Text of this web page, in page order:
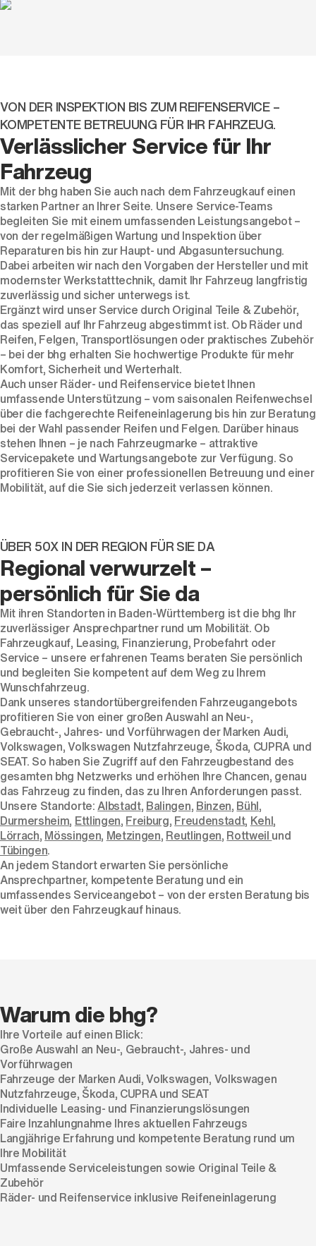
VON DER INSPEKTION BIS ZUM REIFENSERVICE –
KOMPETENTE BETREUUNG FÜR IHR FAHRZEUG.
Verlässlicher Service für Ihr
Fahrzeug
Mit der bhg haben Sie auch nach dem Fahrzeugkauf einen
starken Partner an Ihrer Seite. Unsere Service-Teams
begleiten Sie mit einem umfassenden Leistungsangebot –
von der regelmäßigen Wartung und Inspektion über
Reparaturen bis hin zur Haupt- und Abgasuntersuchung.
Dabei arbeiten wir nach den Vorgaben der Hersteller und mit
modernster Werkstatttechnik, damit Ihr Fahrzeug langfristig
zuverlässig und sicher unterwegs ist.
Ergänzt wird unser Service durch Original Teile & Zubehör,
das speziell auf Ihr Fahrzeug abgestimmt ist. Ob Räder und
Reifen, Felgen, Transportlösungen oder praktisches Zubehör
– bei der bhg erhalten Sie hochwertige Produkte für mehr
Komfort, Sicherheit und Werterhalt.
Auch unser Räder- und Reifenservice bietet Ihnen
umfassende Unterstützung – vom saisonalen Reifenwechsel
über die fachgerechte Reifeneinlagerung bis hin zur Beratung
bei der Wahl passender Reifen und Felgen. Darüber hinaus
stehen Ihnen – je nach Fahrzeugmarke – attraktive
Servicepakete und Wartungsangebote zur Verfügung. So
profitieren Sie von einer professionellen Betreuung und einer
Mobilität, auf die Sie sich jederzeit verlassen können.
ÜBER 50X IN DER REGION FÜR SIE DA
Regional verwurzelt –
persönlich für Sie da
Mit ihren Standorten in Baden-Württemberg ist die bhg Ihr
zuverlässiger Ansprechpartner rund um Mobilität. Ob
Fahrzeugkauf, Leasing, Finanzierung, Probefahrt oder
Service – unsere erfahrenen Teams beraten Sie persönlich
und begleiten Sie kompetent auf dem Weg zu Ihrem
Wunschfahrzeug.
Dank unseres standortübergreifenden Fahrzeugangebots
profitieren Sie von einer großen Auswahl an Neu-,
Gebraucht-, Jahres- und Vorführwagen der Marken Audi,
Volkswagen, Volkswagen Nutzfahrzeuge, Škoda, CUPRA und
SEAT. So haben Sie Zugriff auf den Fahrzeugbestand des
gesamten bhg Netzwerks und erhöhen Ihre Chancen, genau
das Fahrzeug zu finden, das zu Ihren Anforderungen passt.
Unsere Standorte:Albstadt, Balingen, Binzen, Bühl,
Durmersheim, Ettlingen, Freiburg, Freudenstadt, Kehl,
Lörrach, Mössingen, Metzingen, Reutlingen, Rottweil und
Tübingen.
An jedem Standort erwarten Sie persönliche
Ansprechpartner, kompetente Beratung und ein
umfassendes Serviceangebot – von der ersten Beratung bis
weit über den Fahrzeugkauf hinaus.
Warum die bhg?
Ihre Vorteile auf einen Blick:
Große Auswahl an Neu-, Gebraucht-, Jahres- und
Vorführwagen
Fahrzeuge der Marken Audi, Volkswagen, Volkswagen
Nutzfahrzeuge, Škoda, CUPRA und SEAT
Individuelle Leasing- und Finanzierungslösungen
Faire Inzahlungnahme Ihres aktuellen Fahrzeugs
Langjährige Erfahrung und kompetente Beratung rund um
Ihre Mobilität
Umfassende Serviceleistungen sowie Original Teile &
Zubehör
Räder- und Reifenservice inklusive Reifeneinlagerung